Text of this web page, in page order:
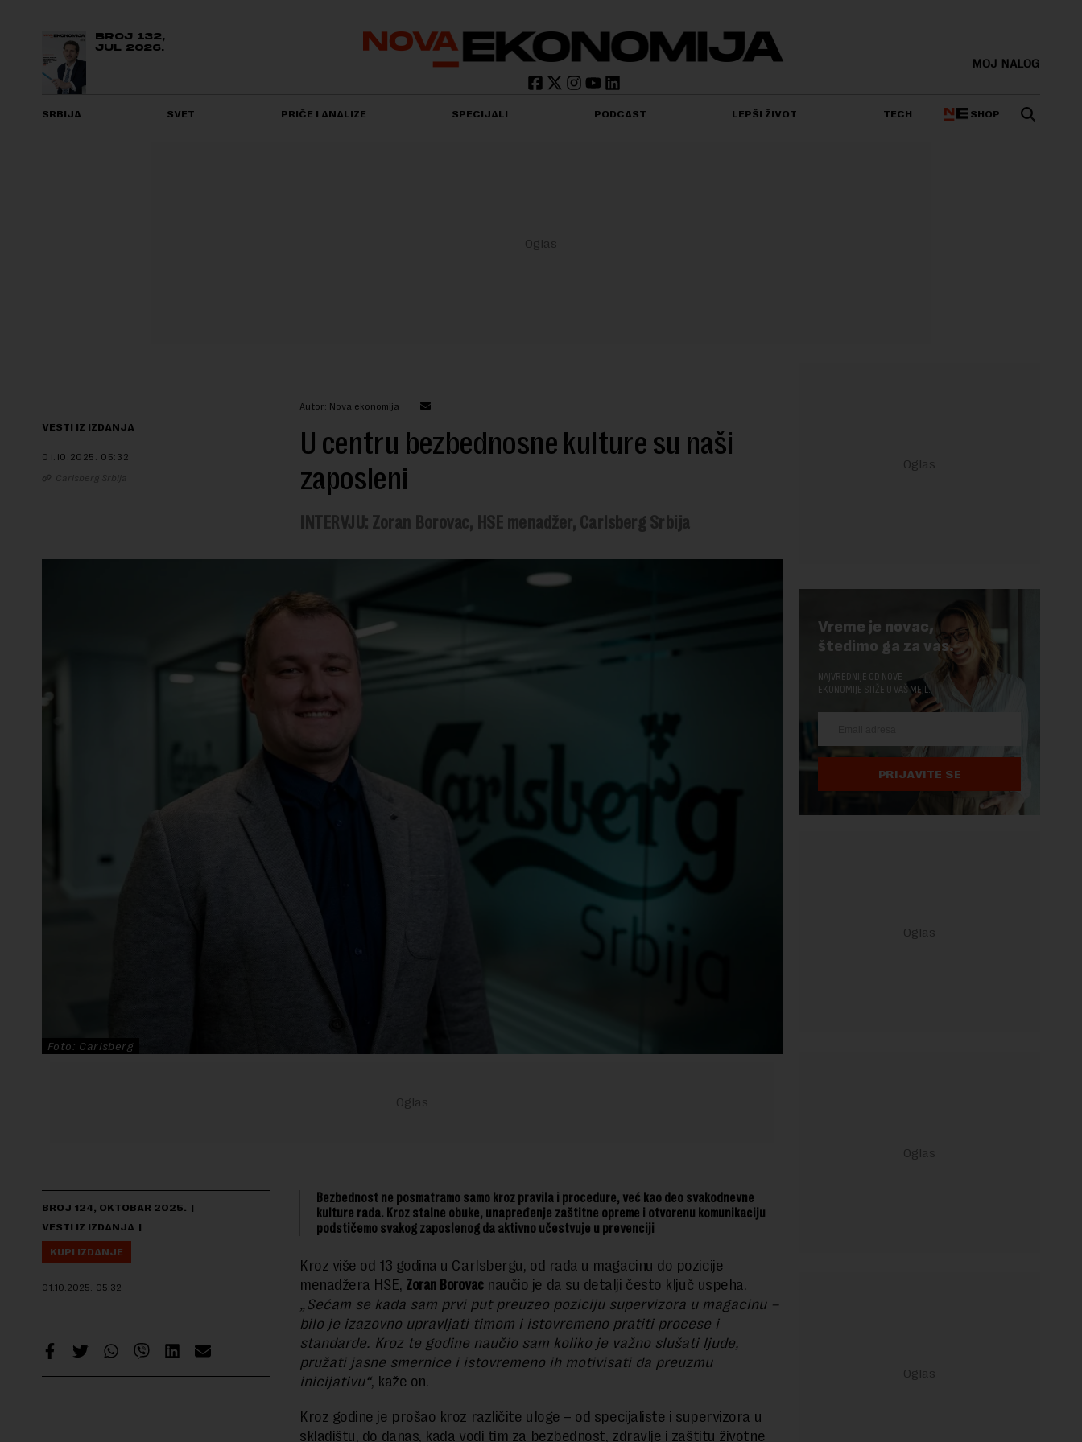
BROJ 132,
JUL 2026.
MOJ NALOG
SRBIJA SVET PRIČE I ANALIZE SPECIJALI PODCAST LEPŠI ŽIVOT TECH SHOP
VESTI IZ IZDANJA
01.10.2025. 05:32
Carlsberg Srbija
Autor: Nova ekonomija
U centru bezbednosne kulture su naši
zaposleni
INTERVJU: Zoran Borovac, HSE menadžer, Carlsberg Srbija
Foto: Carlsberg
BROJ 124, OKTOBAR 2025.
VESTI IZ IZDANJA
KUPI IZDANJE
01.10.2025. 05:32
Bezbednost ne posmatramo samo kroz pravila i procedure, već kao deo svakodnevne
kulture rada. Kroz stalne obuke, unapređenje zaštitne opreme i otvorenu komunikaciju
podstičemo svakog zaposlenog da aktivno učestvuje u prevenciji
Kroz više od 13 godina u Carlsbergu, od rada u magacinu do pozicije
menadžera HSE, Zoran Borovacnaučio je da su detalji često ključ uspeha.
„Sećam se kada sam prvi put preuzeo poziciju supervizora u magacinu –
bilo je izazovno upravljati timom i istovremeno pratiti procese i
standarde. Kroz te godine naučio sam koliko je važno slušati ljude,
pružati jasne smernice i istovremeno ih motivisati da preuzmu
inicijativu“, kaže on.
Kroz godine je prošao kroz različite uloge – od specijaliste i supervizora u
skladištu, do danas, kada vodi tim za bezbednost, zdravlje i zaštitu životne
Vreme je novac,
štedimo ga za vas.
NAJVREDNIJE OD NOVE
EKONOMIJE STIŽE U VAŠ MEJL.
PRIJAVITE SE